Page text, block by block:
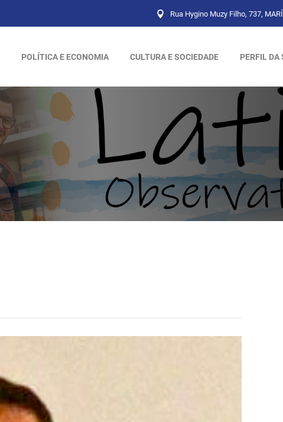
Rua Hygino Muzy Filho, 737,
POLÍTICA E ECONOMIA CULTURA E SOCIEDADE PERFIL DA